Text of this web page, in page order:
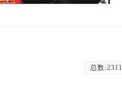
总数:2311